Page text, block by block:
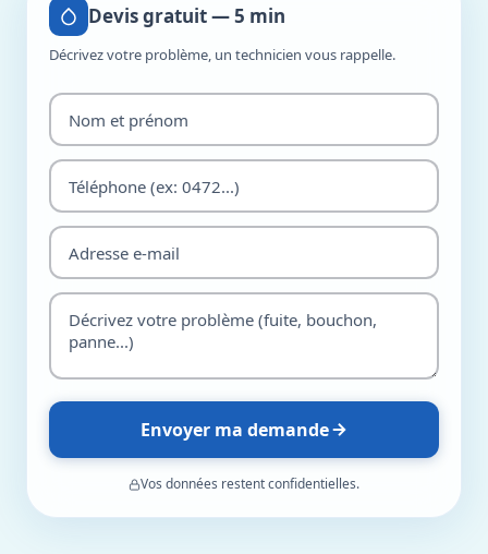
Devis gratuit — 5 min
Décrivez votre problème, un technicien vous rappelle.
Envoyer ma demande
Vos données restent confidentielles.